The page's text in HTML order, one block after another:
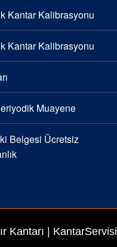
Kantar Kalibrasyonu
Kantar Kalibrasyonu
Muayene
Belgesi Ücretsiz
Kantarı |